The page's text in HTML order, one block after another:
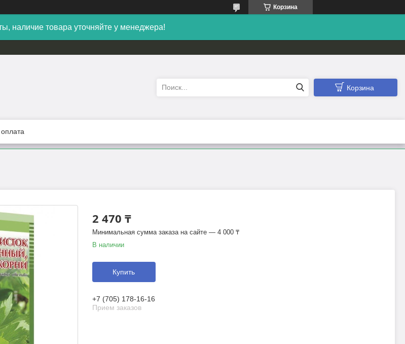
Корзина
наличие товара уточняйте у менеджера!
Корзина
2 470 ₸
Минимальная сумма заказа на сайте — 4 000 ₸
В наличии
Купить
+7 (705) 178-16-16
Прием заказов